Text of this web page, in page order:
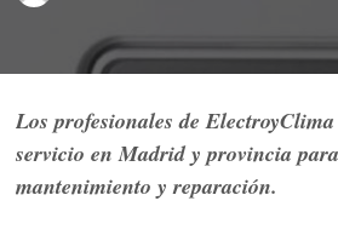
Los profesionales de
servicio en Madrid y provincia
mantenimiento y reparación.